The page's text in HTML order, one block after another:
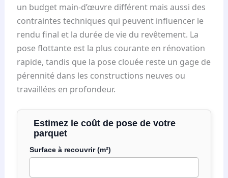
un budget main-d’œuvre différent mais aussi des
contraintes techniques qui peuvent influencer le
rendu final et la durée de vie du revêtement. La
pose flottante est la plus courante en rénovation
rapide, tandis que la pose clouée reste un gage de
pérennité dans les constructions neuves ou
travaillées en profondeur.
Estimez le coût de pose de votre
parquet
Surface à recouvrir (m²)